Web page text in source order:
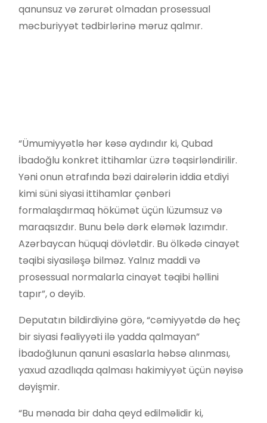
qanunsuz və zərurət olmadan prosessual
məcburiyyət tədbirlərinə məruz qalmır.
“Ümumiyyətlə hər kəsə aydındır ki, Qubad
İbadoğlu konkret ittihamlar üzrə təqsirləndirilir.
Yəni onun ətrafında bəzi dairələrin iddia etdiyi
kimi süni siyasi ittihamlar çənbəri
formalaşdırmaq hökümət üçün lüzumsuz və
maraqsızdır. Bunu belə dərk eləmək lazımdır.
Azərbaycan hüquqi dövlətdir. Bu ölkədə cinayət
təqibi siyasiləşə bilməz. Yalnız maddi və
prosessual normalarla cinayət təqibi həllini
tapır”, o deyib.
Deputatın bildirdiyinə görə, “cəmiyyətdə də heç
bir siyasi fəaliyyəti ilə yadda qalmayan”
İbadoğlunun qanuni əsaslarla həbsə alınması,
yaxud azadlıqda qalması hakimiyyət üçün nəyisə
dəyişmir.
“Bu mənada bir daha qeyd edilməlidir ki,